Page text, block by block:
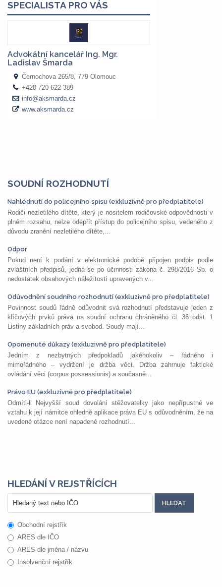
SOUDNÍ ROZHODNUTÍ
Nahlédnutí do policejního spisu (exkluzivně pro předplatitele)
Rodiči nezletilého dítěte, který je nositelem rodičovské odpovědnosti v
plném rozsahu, nelze odepřít přístup do policejního spisu, vedeného z
důvodu zranění nezletilého dítěte,...
Odpor
Pokud není k podání v elektronické podobě připojen podpis podle
zvláštních předpisů, jedná se po účinnosti zákona č. 298/2016 Sb. o
nedostatek obsahových náležitostí upravených v...
Odůvodnění soudního rozhodnutí (exkluzivně pro předplatitele)
Povinnost soudů řádně odůvodnit svá rozhodnutí představuje jeden z
klíčových prvků práva na soudní ochranu chráněného čl. 36 odst. 1
Listiny základních práv a svobod. Soudy mají...
Opomenuté důkazy (exkluzivně pro předplatitele)
Jedním z nezbytných předpokladů jakéhokoliv – řádného i
mimořádného – vydržení je držba věci. Držba zahrnuje faktické
ovládání věci (corpus possessionis) a současně...
Právo EU (exkluzivně pro předplatitele)
Odmítl-li Nejvyšší soud dovolání stěžovatelky jako nepřípustné ve
vztahu k její námitce ohledně aplikace práva EU s odůvodněním, že na
uvedené otázce není napadené rozhodnutí...
HLEDÁNÍ V REJSTŘÍCÍCH
Obchodní rejstřík
ARES dle IČO
ARES dle jména / názvu
Insolvenční rejstřík